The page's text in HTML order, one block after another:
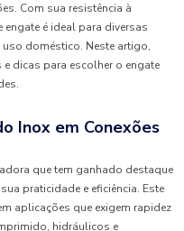
Com sua resistência à
é ideal para diversas
doméstico. Neste artigo,
dicas para escolher o engate
Inox em Conexões
que tem ganhado destaque
praticidade e eficiência. Este
aplicações que exigem rapidez
hidráulicos e